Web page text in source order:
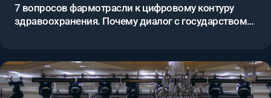
7 вопросов фармотрасли к цифровому контуру
здравоохранения. Почему диалог с государством